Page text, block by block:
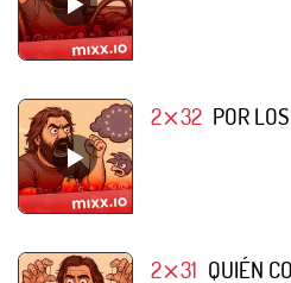
2⨯32 POR
2⨯31 QUIÉN